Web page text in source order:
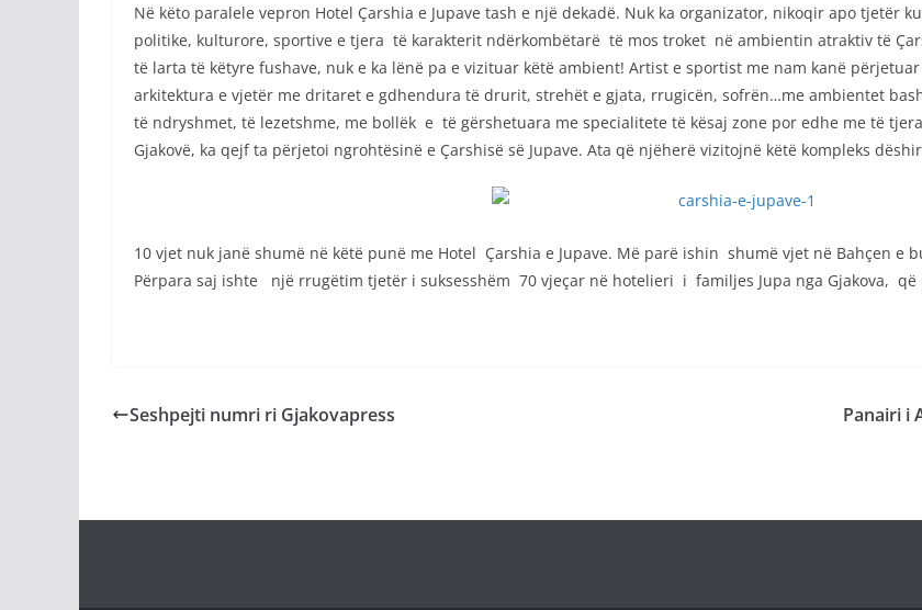
Në këto paralele vepron Hotel Çarshia e Jupave tash e një dekadë. Nuk ka organizator, nikoqir apo tjetër
politike, kulturore, sportive e tjera të karakterit ndërkombëtarë të mos troket në ambientin atraktiv të
të larta të këtyre fushave, nuk e ka lënë pa e vizituar këtë ambient! Artist e sportist me nam kanë
arkitektura e vjetër me dritaret e gdhendura të drurit, strehët e gjata, rrugicën, sofrën…me ambientet
të ndryshmet, të lezetshme, me bollëk e të gërshetuara me specialitete të kësaj zone por edhe me të
Gjakovë, ka qejf ta përjetoi ngrohtësinë e Çarshisë së Jupave. Ata që njëherë vizitojnë këtë kompleks
10 vjet nuk janë shumë në këtë punë me Hotel Çarshia e Jupave. Më parë ishin shumë vjet në Bahçen
Përpara saj ishte një rrugëtim tjetër i suksesshëm 70 vjeçar në hotelieri i familjes Jupa nga Gjakova, që
Seshpejti numri ri Gjakovapress Panairi i